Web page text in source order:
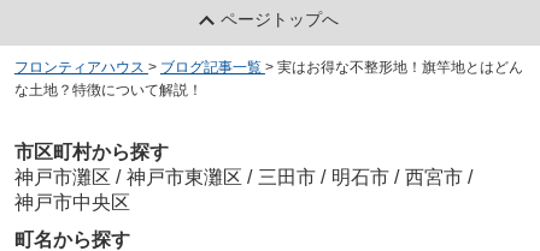
ページトップへ
フロンティアハウス > ブログ記事一覧 > 実はお得な不整形地！旗竿地とはどん
な土地？特徴について解説！
市区町村から探す
神戸市灘区 / 神戸市東灘区 / 三田市 / 明石市 / 西宮市 /
神戸市中央区
町名から探す